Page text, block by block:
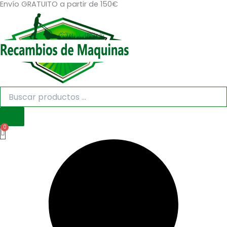
Ir
contenido
Envío GRATUITO a partir de 150€
Búsqueda
productos
Búsqueda
productos